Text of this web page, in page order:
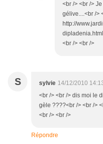
<br /> <br />
gélive....<br />
http://
<br /> <br />
S sylvie 14/12/2010
<br /> <br /> dis moi le
gèle ????<br /> <br />
<br /> <br />
Répondre